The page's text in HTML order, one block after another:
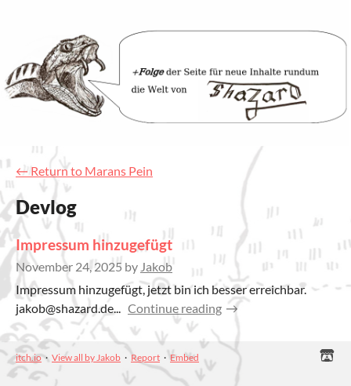
← Return to Marans Pein
Devlog
Impressum hinzugefügt
November 24, 2025 by Jakob
Impressum hinzugefügt, jetzt bin ich besser erreichbar.
jakob@shazard.de...
Continue reading
itch.io · View all by Jakob · Report · Embed